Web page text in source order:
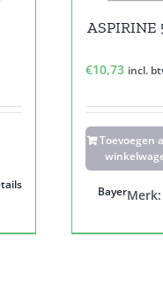
ASPIRINE
€10,73 incl.
Toevoegen
Merk:
Bayer